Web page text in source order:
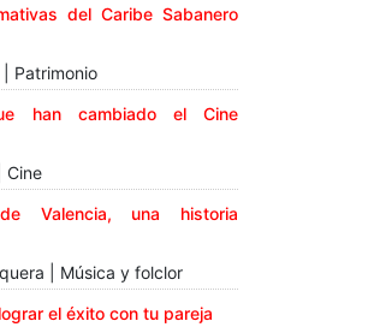
del Caribe Sabanero
Patrimonio
han cambiado el Cine
Cine
Valencia, una historia
| Música y folclor
el éxito con tu pareja